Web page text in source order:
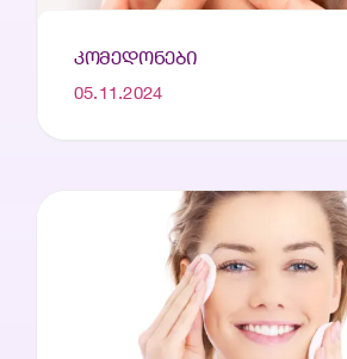
ᲙᲝᲛᲔᲓᲝᲜᲔᲑᲘ
05.11.2024